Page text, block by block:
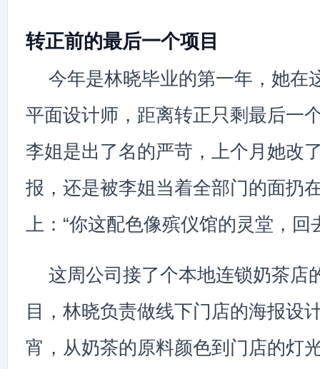
转正前的最后一个项目
今年是林晓毕业的第一年，她在
平面设计师，距离转正只剩最后一
李姐是出了名的严苛，上个月她改
报，还是被李姐当着全部门的面扔
上：“你这配色像殡仪馆的灵堂，回
这周公司接了个本地连锁奶茶店
目，林晓负责做线下门店的海报设
宵，从奶茶的原料颜色到门店的灯